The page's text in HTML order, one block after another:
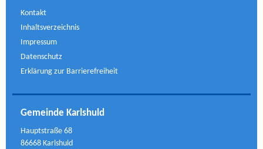
Kontakt
Inhaltsverzeichnis
Impressum
Datenschutz
Erklärung zur Barrierefreiheit
Gemeinde Karlshuld
Hauptstraße 68
86668 Karlshuld